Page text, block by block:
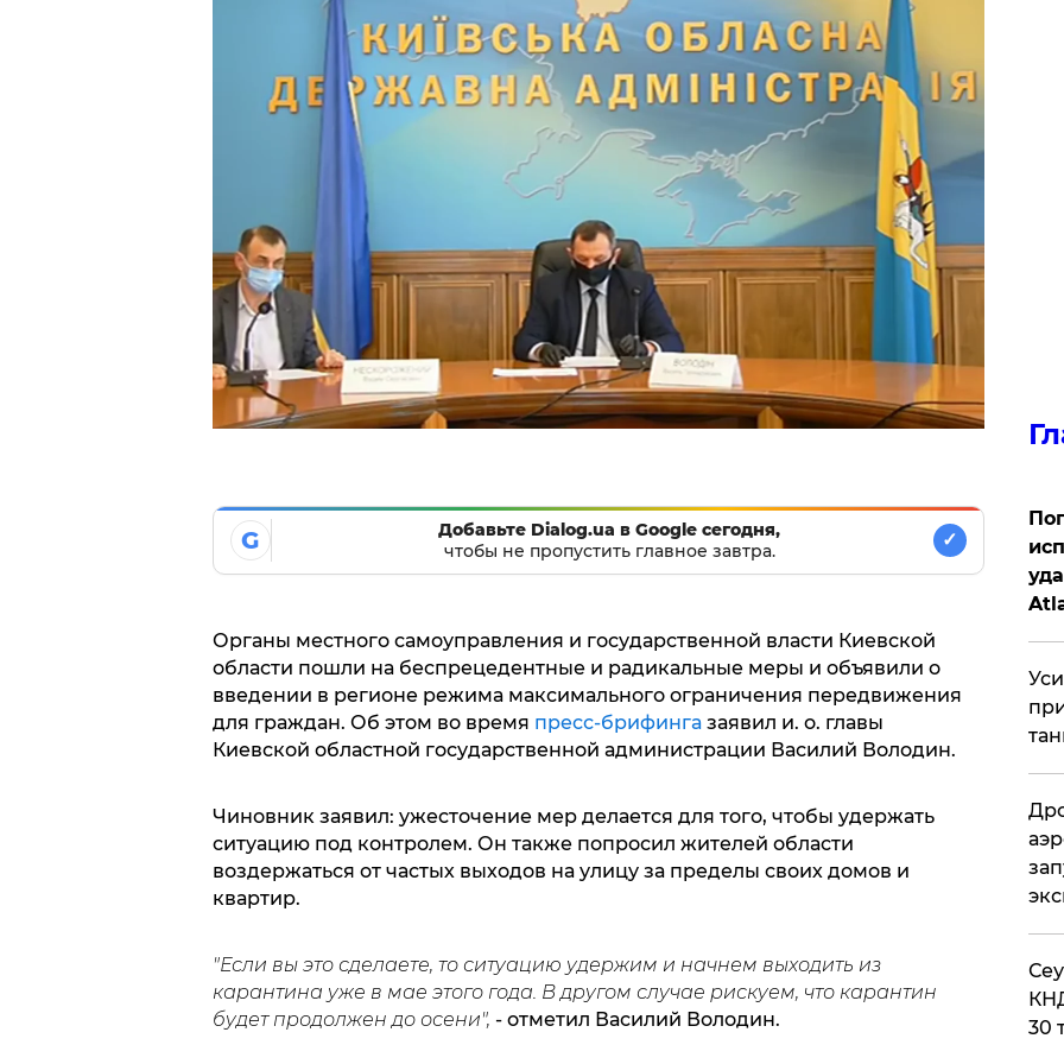
G
Добавьте Dialog.ua в Google сегодня,
чтобы не пропустить главное завтра.
✓
Органы местного самоуправления и государственной власти Киевской
области пошли на беспрецедентные и радикальные меры и объявили о
введении в регионе режима максимального ограничения передвижения
для граждан. Об этом во время пресс-брифингазаявил и. о. главы
Киевской областной государственной администрации Василий Володин.
Чиновник заявил: ужесточение мер делается для того, чтобы удержать
ситуацию под контролем. Он также попросил жителей области
воздержаться от частых выходов на улицу за пределы своих домов и
квартир.
"Если вы это сделаете, то ситуацию удержим и начнем выходить из
карантина уже в мае этого года. В другом случае рискуем, что карантин
будет продолжен до осени", - отметил Василий Володин.
30